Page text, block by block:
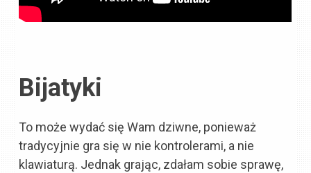
Bijatyki
To może wydać się Wam dziwne, ponieważ
tradycyjnie gra się w nie kontrolerami, a nie
klawiaturą. Jednak grając, zdałam sobie sprawę,